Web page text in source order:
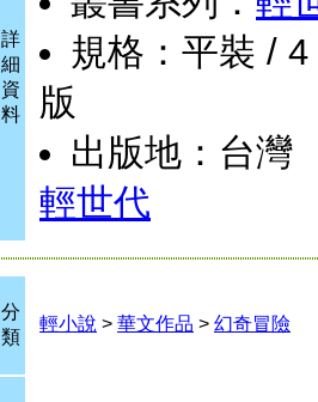
詳
細
資
料
規格：平裝 /
版
出版地：台灣
輕世代
分
類
輕小說 > 華文作品 > 幻奇冒險